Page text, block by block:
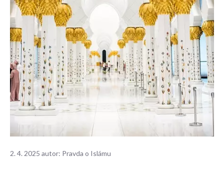
2. 4. 2025 autor: Pravda o Islámu